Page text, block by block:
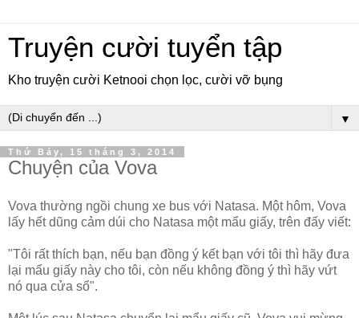
Truyện cười tuyển tập
Kho truyện cười Ketnooi chọn lọc, cười vỡ bụng
▼
Thứ Bảy, 15 tháng 3, 2014
Chuyện của Vova
Vova thường ngồi chung xe bus với Natasa. Một hôm, Vova
lấy hết dũng cảm dúi cho Natasa một mẩu giấy, trên đấy viết:
"Tôi rất thích bạn, nếu bạn đồng ý kết bạn với tôi thì hãy đưa
lại mẩu giấy này cho tôi, còn nếu không đồng ý thì hãy vứt
nó qua cửa sổ".